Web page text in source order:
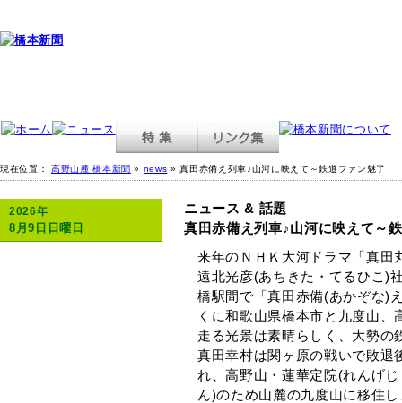
現在位置： 高野山麓 橋本新聞 » news » 真田赤備え列車♪山河に映えて～鉄道ファン魅了
ニュース & 話題
真田赤備え列車♪山河に映えて～
来年のＮＨＫ大河ドラマ「真田
遠北光彦(あちきた・てるひこ)
橋駅間で「真田赤備(あかぞな)
くに和歌山県橋本市と九度山
走る光景は素晴らしく、大勢の
真田幸村は関ヶ原の戦いで敗退
れ、高野山・蓮華定院(れんげ
ん)のため山麓の九度山に移住
2026年
8月9日日曜日